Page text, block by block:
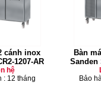
cánh inox
1207-AR
hệ
: 12 tháng
Bàn
Sanden
Bảo